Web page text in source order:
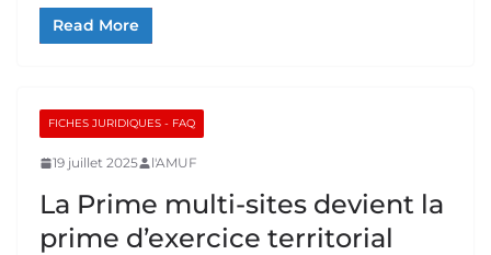
Read More
FICHES JURIDIQUES - FAQ
19 juillet 2025 l'AMUF
La Prime multi-sites devient la
prime d’exercice territorial